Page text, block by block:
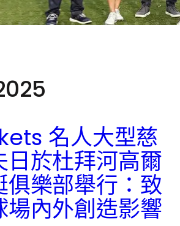
名人大型慈
日於杜拜河高爾
俱樂部舉行：致
場內外創造影響